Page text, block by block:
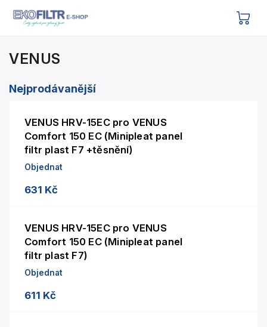
VENUS
Nejprodávanější
VENUS HRV-15EC pro VENUS
Comfort 150 EC (Minipleat panel
filtr plast F7 +těsnění)
Objednat
631 Kč
VENUS HRV-15EC pro VENUS
Comfort 150 EC (Minipleat panel
filtr plast F7)
Objednat
611 Kč